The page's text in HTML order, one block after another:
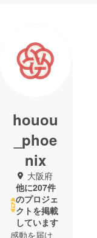
houou
_phoe
nix
大阪府
他に207件
のプロジェ
クトを掲載
しています
感動を届け